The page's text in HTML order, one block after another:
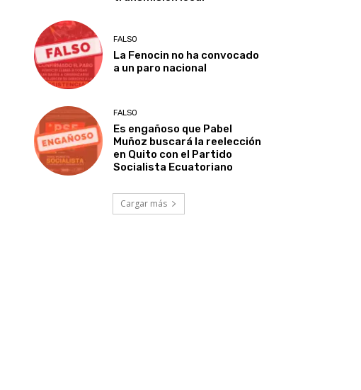
FALSO
La Fenocin no ha convocado
a un paro nacional
FALSO
Es engañoso que Pabel
Muñoz buscará la reelección
en Quito con el Partido
Socialista Ecuatoriano
Cargar más